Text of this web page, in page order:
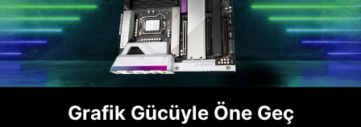
Grafik Gücüyle Öne Geç